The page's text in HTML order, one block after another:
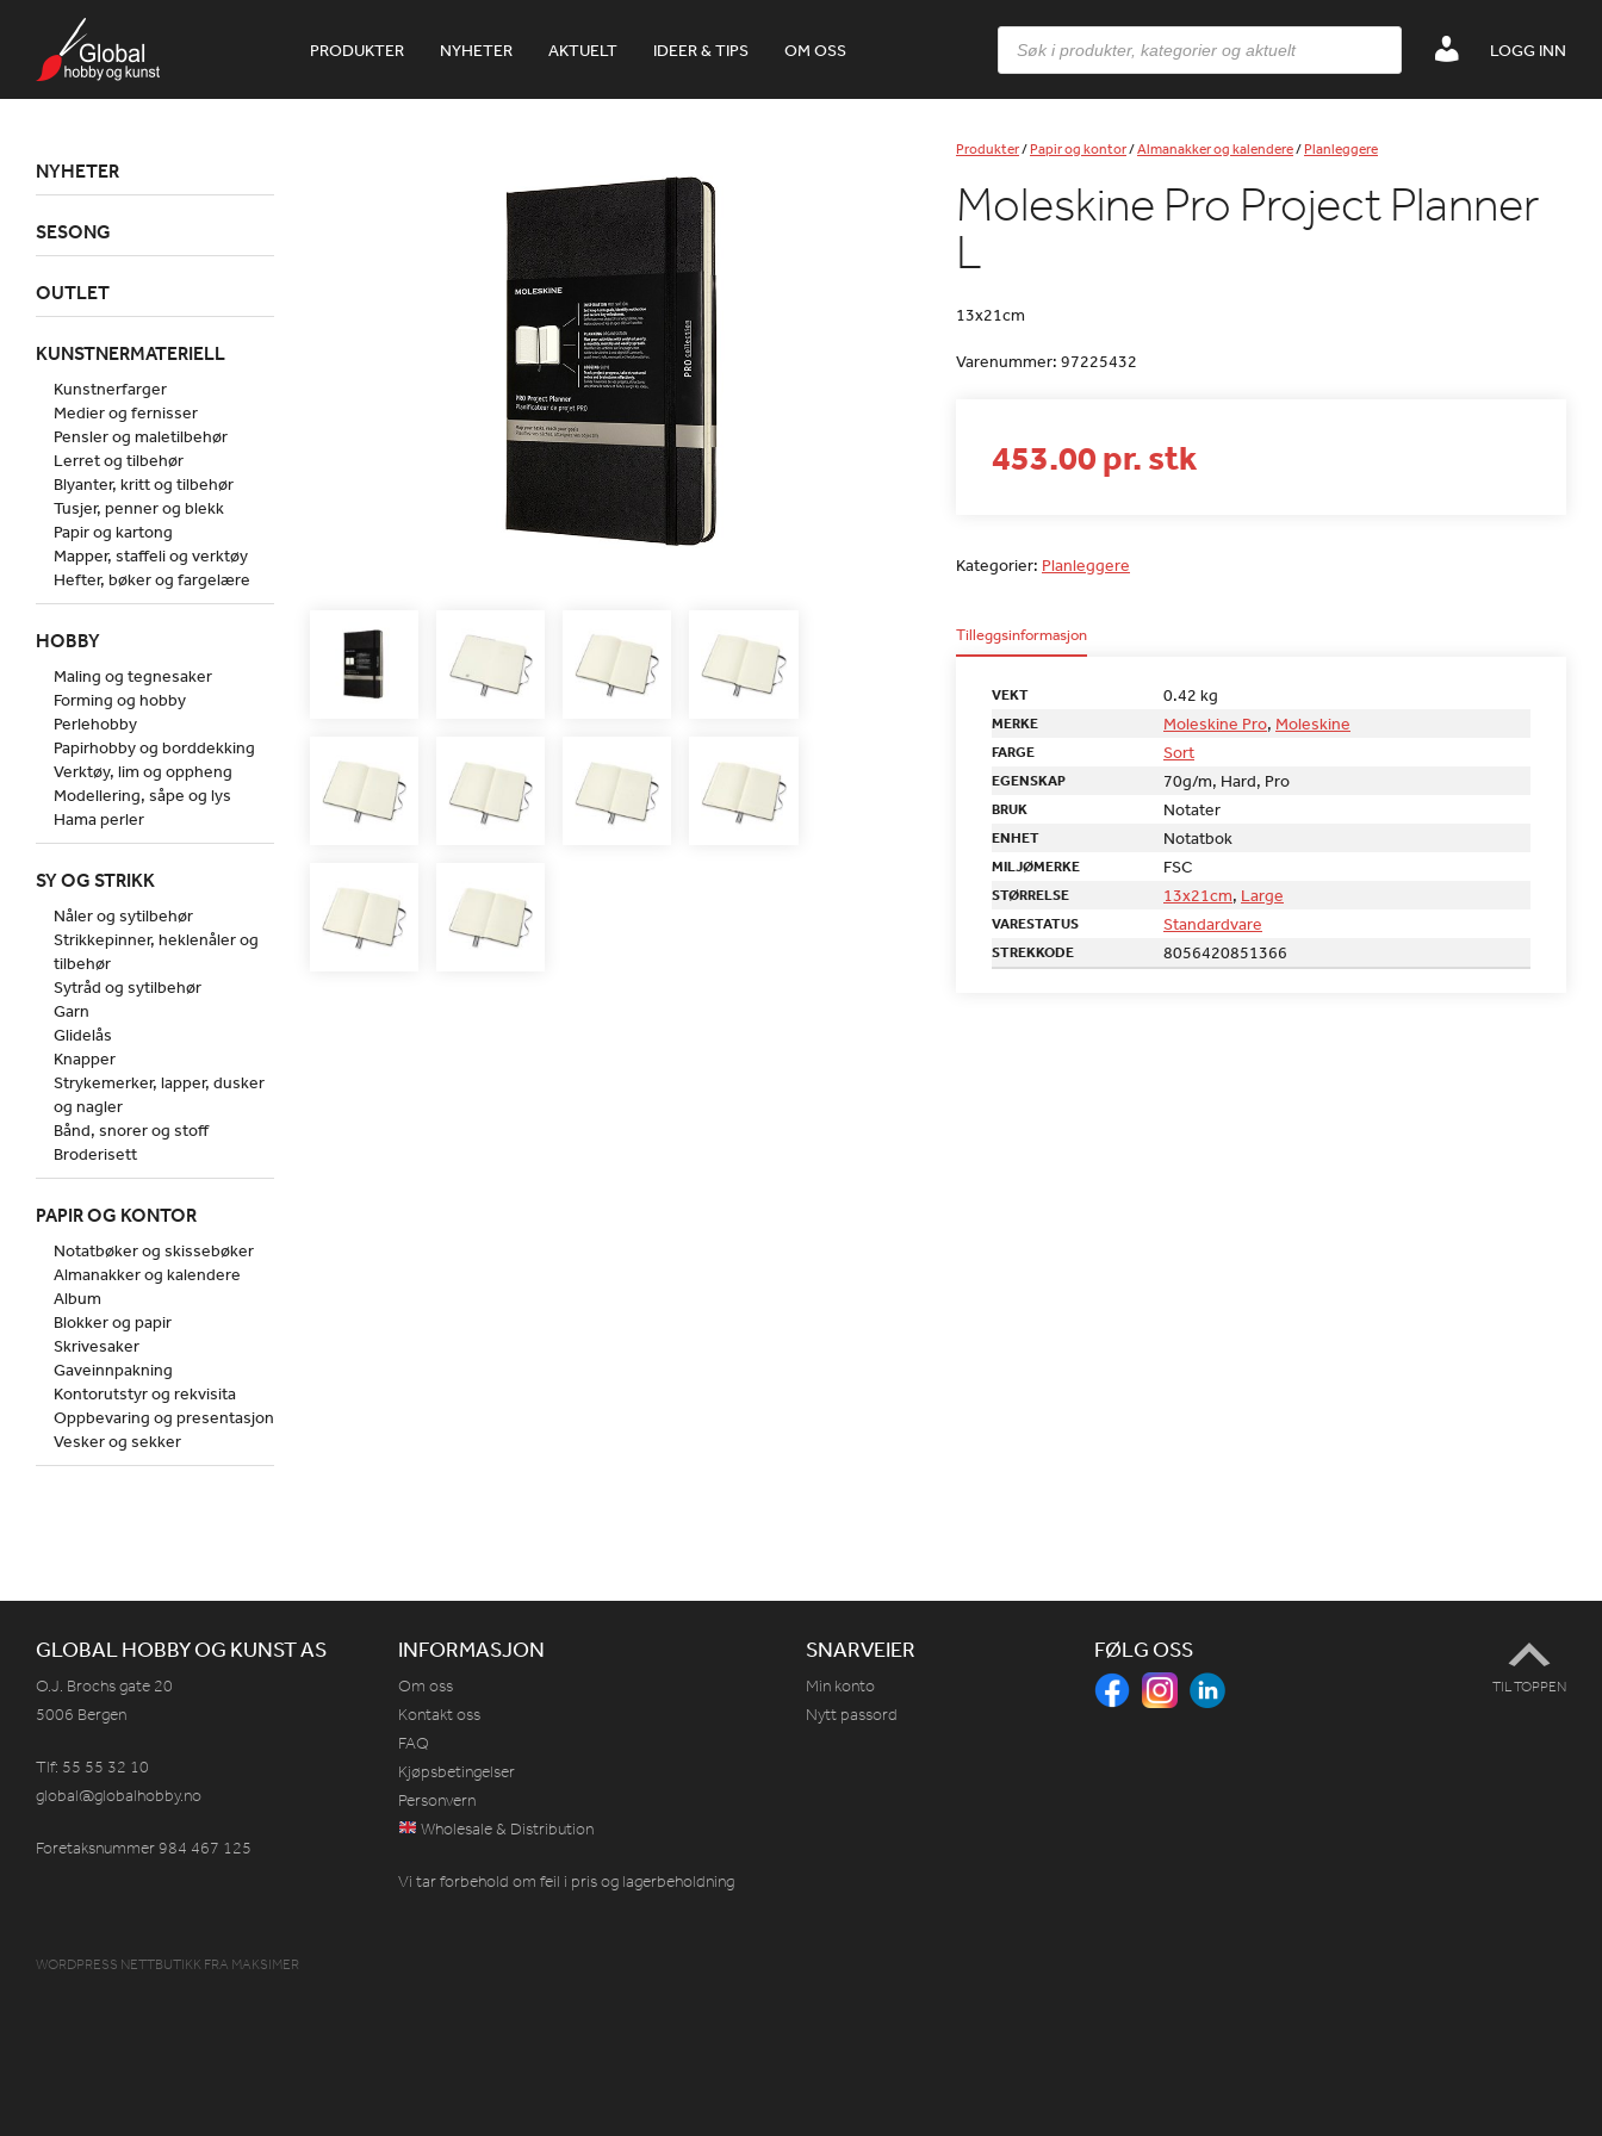
PRODUKTER NYHETER AKTUELT IDEER & TIPS OM OSS LOGG INN
Products
search
Produkter/Papir og kontor/Almanakker og kalendere/Planleggere
Moleskine Pro Project Planner
L
13x21cm
Varenummer: 97225432
453.00 pr. stk
Kategorier: Planleggere
Tilleggsinformasjon
VEKT 0.42 kg
MERKE Moleskine Pro, Moleskine
FARGE Sort
EGENSKAP 70g/m, Hard, Pro
BRUK Notater
ENHET Notatbok
MILJØMERKE FSC
STØRRELSE 13x21cm, Large
VARESTATUS Standardvare
STREKKODE 8056420851366
NYHETER
SESONG
OUTLET
KUNSTNERMATERIELL
Kunstnerfarger
Medier og fernisser
Pensler og maletilbehør
Lerret og tilbehør
Blyanter, kritt og tilbehør
Tusjer, penner og blekk
Papir og kartong
Mapper, staffeli og verktøy
Hefter, bøker og fargelære
HOBBY
Maling og tegnesaker
Forming og hobby
Perlehobby
Papirhobby og borddekking
Verktøy, lim og oppheng
Modellering, såpe og lys
Hama perler
SY OG STRIKK
Nåler og sytilbehør
Strikkepinner, heklenåler og
tilbehør
Sytråd og sytilbehør
Garn
Glidelås
Knapper
Strykemerker, lapper, dusker
og nagler
Bånd, snorer og stoff
Broderisett
PAPIR OG KONTOR
Notatbøker og skissebøker
Almanakker og kalendere
Album
Blokker og papir
Skrivesaker
Gaveinnpakning
Kontorutstyr og rekvisita
Oppbevaring og presentasjon
Vesker og sekker
GLOBAL HOBBY OG KUNST AS
O.J. Brochs gate 20
5006 Bergen
Tlf: 55 55 32 10
global@globalhobby.no
Foretaksnummer 984 467 125
INFORMASJON
Om oss
Kontakt oss
FAQ
Kjøpsbetingelser
Personvern
Wholesale & Distribution
Vi tar forbehold om feil i pris og lagerbeholdning
SNARVEIER
Min konto
Nytt passord
FØLG OSS
TIL TOPPEN
WORDPRESS NETTBUTIKK FRA MAKSIMER